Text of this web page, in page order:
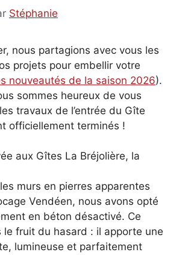
Stéphanie
nous partagions avec vous les
projets pour embellir votre
nouveautés de la saison 2026).
sommes heureux de vous
travaux de l’entrée du Gîte
officiellement terminés !
aux Gîtes La Bréjolière, la
murs en pierres apparentes
Vendéen, nous avons opté
en béton désactivé. Ce
le fruit du hasard : il apporte une
lumineuse et parfaitement